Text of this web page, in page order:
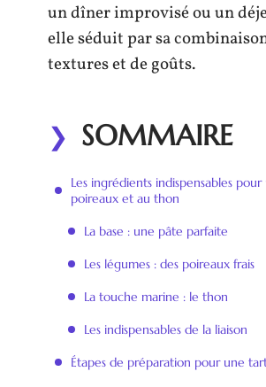
un dîner improvisé ou un
elle séduit par sa
textures et de goûts.
SOMMAIRE
Les ingrédients indispensables
poireaux et au thon
La base : une pâte parfaite
Les légumes : des poireaux frais
La touche marine : le thon
Les indispensables de la liaison
Étapes de préparation pour une